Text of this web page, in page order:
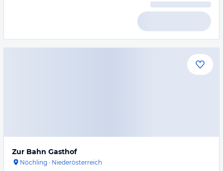
Zur Bahn Gasthof
Nöchling · Niederösterreich